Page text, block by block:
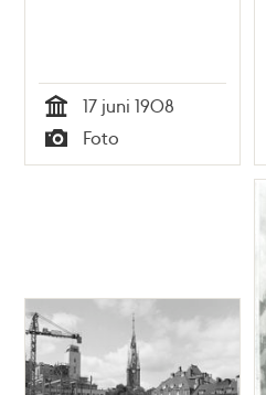
Tid
17 juni 1908
Typ
Foto